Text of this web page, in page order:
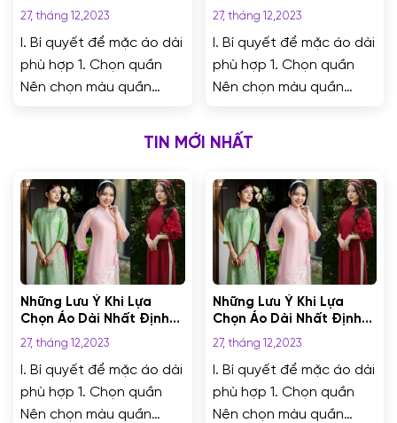
hãy...
hãy...
Bạn Phải Biết
27, tháng 12,2023
I. Bí quyết để mặc áo dài
phù hợp 1. Chọn quần
Nên chọn màu quần
phần độc đáo thì nên
lựa chọn một chiếc quần
khác màu. Sự kết hợp
mới lạ nhưng hợp đến
không tưởng nhưng
hãy...
Bạn Phải Biết
27, tháng 12,2023
I. Bí quyết để mặc áo dài
phù hợp 1. Chọn quần
Nên chọn màu quần
kết hợp đúng. Tuy nhiên,
phần độc đáo thì nên
lựa chọn một chiếc quần
khác màu. Sự kết hợp
mới lạ nhưng hợp đến
không tưởng nhưng
hãy...
TIN MỚI NHẤT
Những Lưu Ý Khi Lựa
Chọn Áo Dài Nhất Định
Bạn Phải Biết
27, tháng 12,2023
I. Bí quyết để mặc áo dài
phù hợp 1. Chọn quần
Nên chọn màu quần
Những Lưu Ý Khi Lựa
Chọn Áo Dài Nhất Định
Bạn Phải Biết
27, tháng 12,2023
I. Bí quyết để mặc áo dài
phù hợp 1. Chọn quần
Nên chọn màu quần